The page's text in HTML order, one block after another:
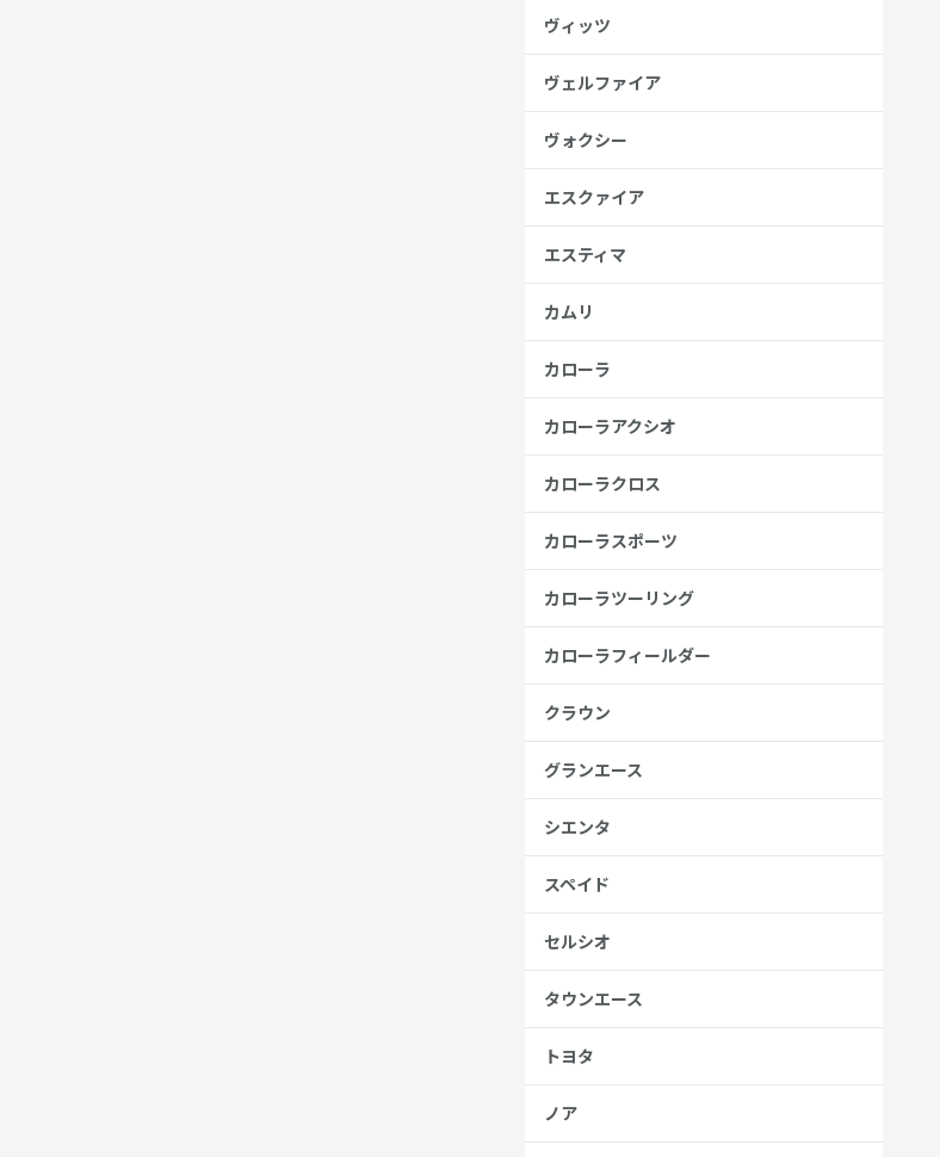
ヴィッツ
ヴェルファイア
ヴォクシー
エスクァイア
エスティマ
カムリ
カローラ
カローラアクシオ
カローラクロス
カローラスポーツ
カローラツーリング
カローラフィールダー
クラウン
グランエース
シエンタ
スペイド
セルシオ
タウンエース
トヨタ
ノア